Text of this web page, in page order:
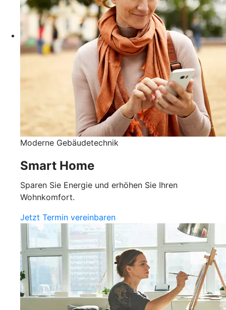
Moderne Gebäudetechnik
Smart Home
Sparen Sie Energie und erhöhen Sie Ihren
Wohnkomfort.
Jetzt Termin vereinbaren